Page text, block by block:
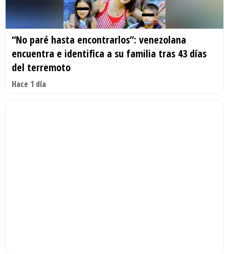
“No paré hasta encontrarlos”: venezolana
encuentra e identifica a su familia tras 43 días
del terremoto
Hace 1 día